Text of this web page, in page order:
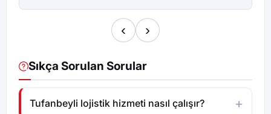
‹ ›
Sıkça Sorulan Sorular
Tufanbeyli lojistik hizmeti nasıl çalışır?